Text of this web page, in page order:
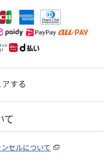
する
て
セルについて